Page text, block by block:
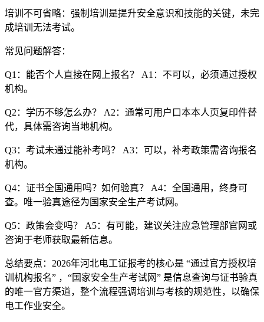
‌培训不可省略‌：强制培训是提升安全意识和技能的关键，未完
成培训无法考试。
‌常见问题解答‌：
‌Q1：能否个人直接在网上报名？‌ A1：不可以，必须通过授权
机构。
‌Q2：学历不够怎么办？‌ A2：通常可用户口本本人页复印件替
代，具体需咨询当地机构。
‌Q3：考试未通过能补考吗？‌ A3：可以，补考政策需咨询报名
机构。
‌Q4：证书全国通用吗？如何验真？‌ A4：全国通用，终身可
查。唯一验真途径为国家安全生产考试网。
‌Q5：政策会变吗？‌ A5：有可能，建议关注应急管理部官网或
咨询于老师获取最新信息。
‌总结要点‌：2026年河北电工证报考的核心是 ‌“通过官方授权培
训机构报名”‌ ，‌“国家安全生产考试网”‌ 是信息查询与证书验真
的唯一官方渠道，整个流程强调培训与考核的规范性，以确保
电工作业安全。